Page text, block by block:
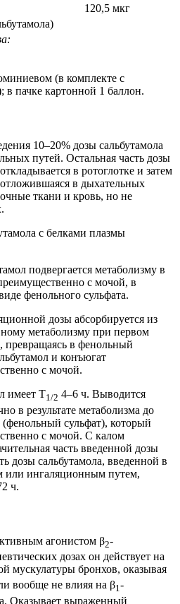
120,5 мкг
(в комплекте с
пачке картонной 1 баллон.
10–20% дозы сальбутамола
путей. Остальная часть дозы
в ротоглотке и затем
в дыхательных
ткани и кровь, но не
с белками плазмы
подвергается метаболизму в
с мочой, в
фенольного сульфата.
дозы абсорбируется из
метаболизму при первом
превращаясь в фенольный
и конъюгат
с мочой.
имеет T1/2 4–6 ч. Выводится
в результате метаболизма до
сульфат), который
с мочой. С калом
часть введенной дозы
дозы сальбутамола, введенной в
или ингаляционным путем,
ч.
агонистом β2-
дозах он действует на
мускулатуры бронхов, оказывая
вообще не влияя на β1-
Оказывает выраженный